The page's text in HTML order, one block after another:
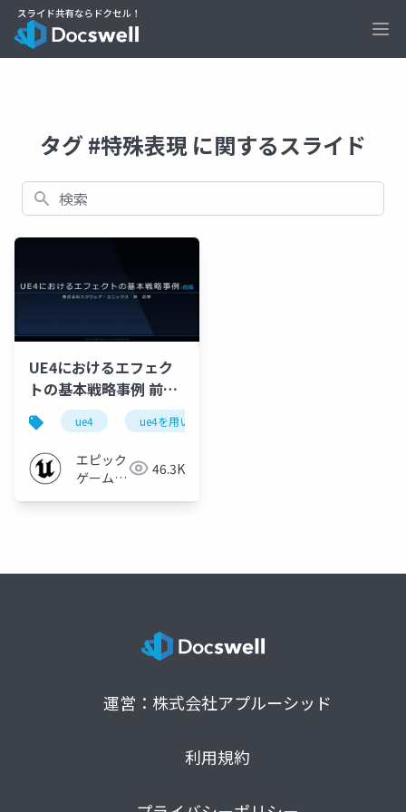
タグ #特殊表現 に関するスライド
検索
UE4におけるエフェク
トの基本戦略事例 前半
【UE4を用いた大規模
開発事例紹介 ~スクウ
ェア・エニックス様を
お招きして~ 2019】
ue4 ue4を用いた大規模開発事例紹介
エピック
ゲームズ
46.3K
運営：株式会社アプルーシッド
利用規約